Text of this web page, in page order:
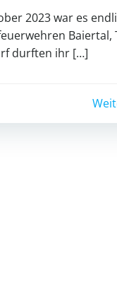
2023 war es
Baiertal,
durften ihr […]